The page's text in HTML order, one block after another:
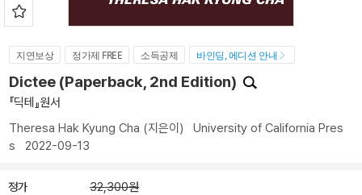
지연보상 정가제 FREE 소득공제 바인딩, 에디션 안내
Dictee (Paperback, 2nd Edition)
『딕테』원서
Theresa Hak Kyung Cha (지은이) University of California Pres
s 2022-09-13
정가 32,300원